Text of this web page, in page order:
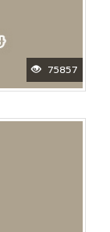
75857